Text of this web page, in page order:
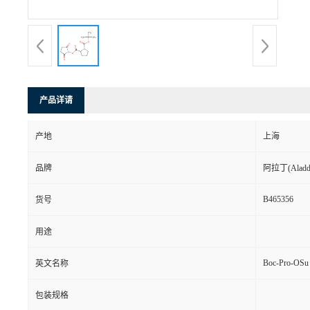
产品详请
产地 上海
品牌 阿拉丁
货号 B465356
用途
英文名称 Boc-Pro-OSu
包装规格